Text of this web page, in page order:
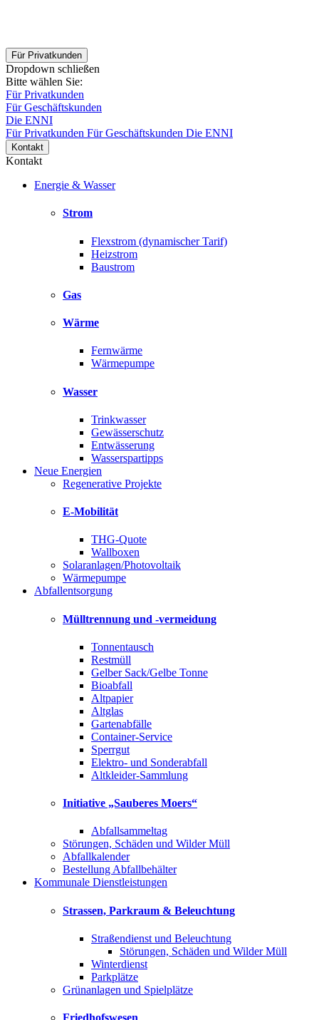
Für Privatkunden
Dropdown schließen
Bitte wählen Sie:
Für Privatkunden
Für Geschäftskunden
Die ENNI
Für Privatkunden Für Geschäftskunden Die ENNI
Kontakt
Kontakt
Energie & Wasser
Strom
Flexstrom (dynamischer Tarif)
Heizstrom
Baustrom
Gas
Wärme
Fernwärme
Wärmepumpe
Wasser
Trinkwasser
Gewässerschutz
Entwässerung
Wasserspartipps
Neue Energien
Regenerative Projekte
E-Mobilität
THG-Quote
Wallboxen
Solaranlagen/Photovoltaik
Wärmepumpe
Abfallentsorgung
Mülltrennung und -vermeidung
Tonnentausch
Restmüll
Gelber Sack/Gelbe Tonne
Bioabfall
Altpapier
Altglas
Gartenabfälle
Container-Service
Sperrgut
Elektro- und Sonderabfall
Altkleider-Sammlung
Initiative „Sauberes Moers“
Abfallsammeltag
Störungen, Schäden und Wilder Müll
Abfallkalender
Bestellung Abfallbehälter
Kommunale Dienstleistungen
Strassen, Parkraum & Beleuchtung
Straßendienst und Beleuchtung
Störungen, Schäden und Wilder Müll
Winterdienst
Parkplätze
Grünanlagen und Spielplätze